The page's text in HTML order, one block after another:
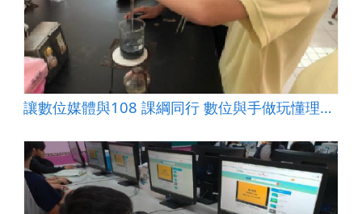
讓數位媒體與108 課綱同行 數位與手做玩懂理化「氧化還原」